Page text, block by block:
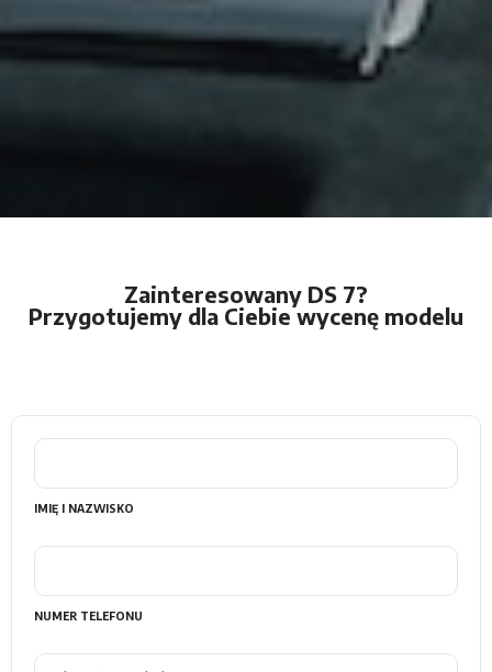
Zainteresowany DS 7?
Przygotujemy dla Ciebie wycenę modelu
IMIĘ I NAZWISKO
NUMER TELEFONU